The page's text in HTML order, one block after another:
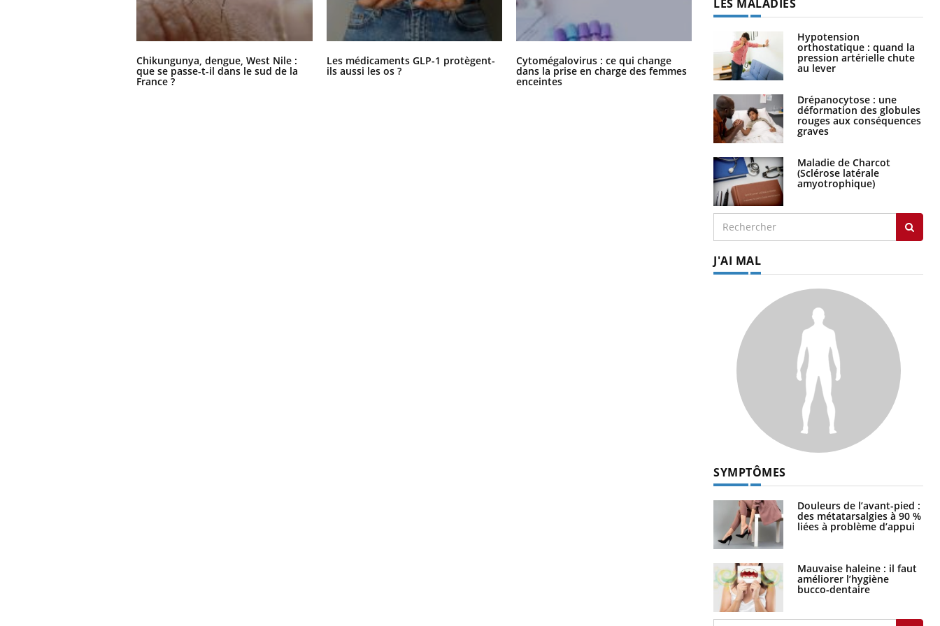
Chikungunya, dengue, West Nile :
que se passe-t-il dans le sud de la
France ?
Les médicaments GLP-1 protègent-
ils aussi les os ?
Cytomégalovirus : ce qui change
dans la prise en charge des femmes
enceintes
La sieste empêche-t-elle de dormir
la nuit ?
LES MALADIES
Hypotension
orthostatique : quand la
pression artérielle chute
au lever
Drépanocytose : une
déformation des globules
rouges aux conséquences
graves
Maladie de Charcot
(Sclérose latérale
amyotrophique)
J'AI MAL
SYMPTÔMES
Douleurs de l’avant-pied :
des métatarsalgies à 90 %
liées à problème d’appui
Mauvaise haleine : il faut
améliorer l’hygiène
bucco-dentaire